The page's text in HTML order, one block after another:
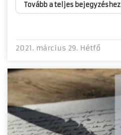
Tovább a teljes bejegyzéshez
2021. március 29. Hétfő